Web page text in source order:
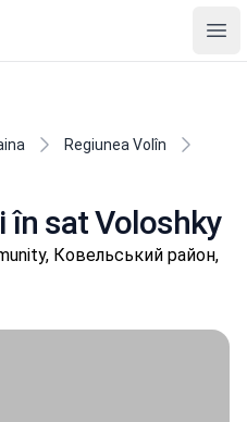
Regiunea Volîn
în sat Voloshky
Ковельський район,